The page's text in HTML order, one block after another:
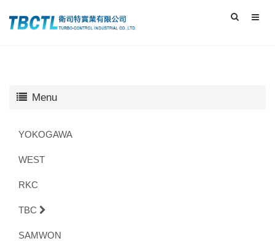
Menu
YOKOGAWA
WEST
RKC
TBC
SAMWON